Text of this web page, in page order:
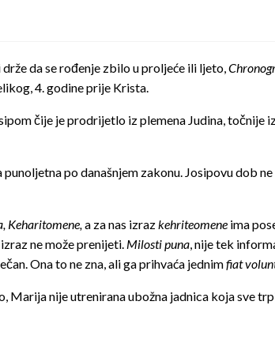
da se rođenje zbilo u proljeće ili ljeto,
4. godine prije Krista.
čije je prodrijetlo iz plemena Judina, točnije
po današnjem zakonu. Josipovu dob
Keharitomene,a za nas izrazkehriteomene ima
ne može prenijeti. Milosti puna, nije tek
Ona to ne zna, ali ga prihvaća jednimfiat
Marija nije utrenirana ubožna jadnica koja sve